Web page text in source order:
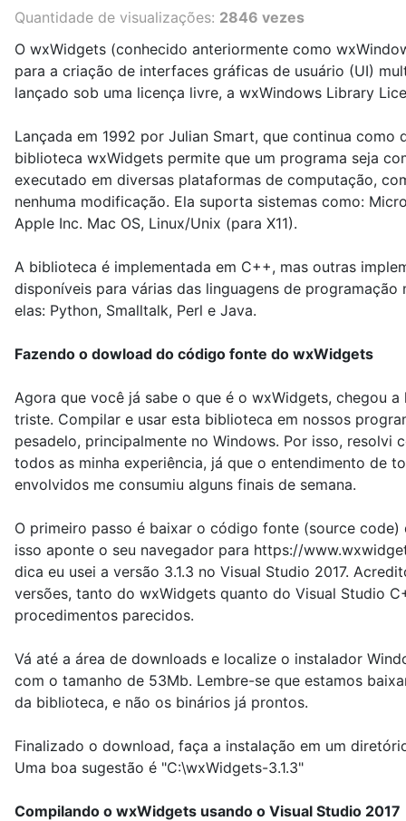
Quantidade de visualizações: 2846 vezes
O wxWidgets (conhecido anteriormente como
para a criação de interfaces gráficas de usuário (UI)
lançado sob uma licença livre, a wxWindows Library
Lançada em 1992 por Julian Smart, que continua como
biblioteca wxWidgets permite que um programa seja
executado em diversas plataformas de computação,
nenhuma modificação. Ela suporta sistemas como:
Apple Inc. Mac OS, Linux/Unix (para X11).
A biblioteca é implementada em C++, mas outras
disponíveis para várias das linguagens de programação
elas: Python, Smalltalk, Perl e Java.
Fazendo o dowload do código fonte do wxWidgets
Agora que você já sabe o que é o wxWidgets, chegou
triste. Compilar e usar esta biblioteca em nossos
pesadelo, principalmente no Windows. Por isso, resolvi
todos as minha experiência, já que o entendimento de
envolvidos me consumiu alguns finais de semana.
O primeiro passo é baixar o código fonte (source code)
isso aponte o seu navegador para https://
dica eu usei a versão 3.1.3 no Visual Studio 2017.
versões, tanto do wxWidgets quanto do Visual Studio
procedimentos parecidos.
Vá até a área de downloads e localize o instalador
com o tamanho de 53Mb. Lembre-se que estamos
da biblioteca, e não os binários já prontos.
Finalizado o download, faça a instalação em um
Uma boa sugestão é "C:\wxWidgets-3.1.3"
Compilando o wxWidgets usando o Visual Studio 2017